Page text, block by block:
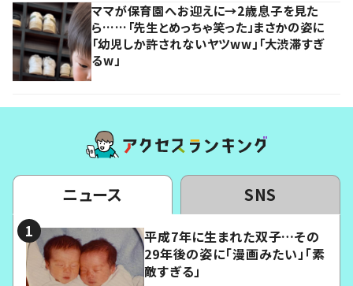
ママが保育園へお迎えに→2歳息子を見た
ら……「先生とめっちゃ笑った」まさかの姿に
「幼児しか許されないヤツww」「大渋滞すぎ
るw」
ニュース SNS
平成7年に生まれた双子…その
29年後の姿に「漫画みたい」「素
敵すぎる」